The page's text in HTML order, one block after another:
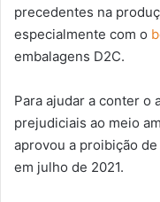
precedentes na
especialmente com o
embalagens D2C.
Para ajudar a conter o
prejudiciais ao meio
aprovou a proibição
em julho de 2021.